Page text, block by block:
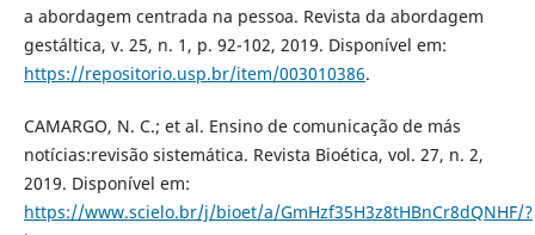
a abordagem centrada na pessoa. Revista da abordagem
gestáltica, v. 25, n. 1, p. 92-102, 2019. Disponível em:
https://repositorio.usp.br/item/003010386.
CAMARGO, N. C.; et al. Ensino de comunicação de más
notícias:revisão sistemática. Revista Bioética, vol. 27, n. 2,
2019. Disponível em:
https://www.scielo.br/j/bioet/a/GmHzf35H3z8tHBnCr8dQNHF/?